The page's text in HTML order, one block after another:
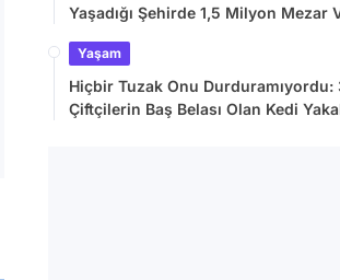
Yaşadığı Şehirde 1,5 Milyon Mezar
Yaşam
Hiçbir Tuzak Onu Durduramıyordu:
Çiftçilerin Baş Belası Olan Kedi